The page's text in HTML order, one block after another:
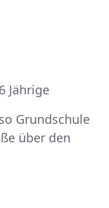
Jährige
Grundschule
über den